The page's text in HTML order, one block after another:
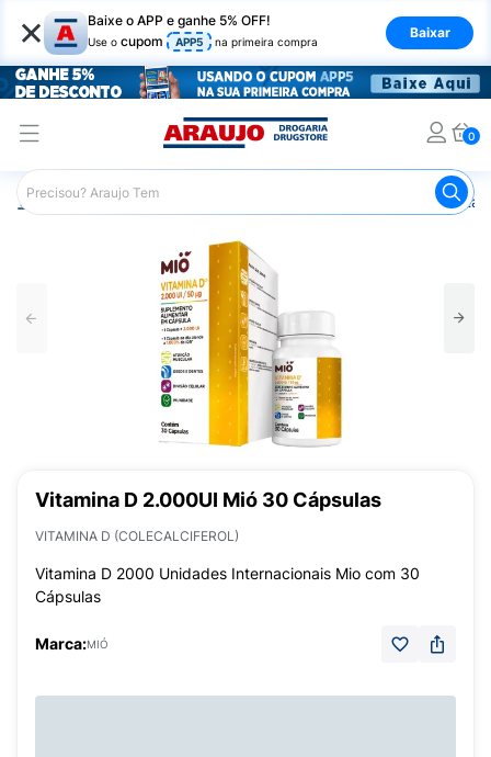
× Baixe o APP e ganhe 5% OFF!
Use o cupom APP5 na primeira compra
Baixar
0
Araujo Saúde e Bem Estar
Vitamina D 2.000UI Mió 30 Cápsulas
VITAMINA D (COLECALCIFEROL)
Vitamina D 2000 Unidades Internacionais Mio com 30
Cápsulas
Marca:MIÓ